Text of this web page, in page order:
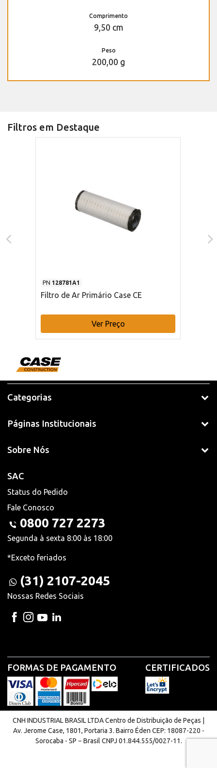
Comprimento
9,50 cm
Peso
200,00 g
Filtros em Destaque
PN 128781A1
Filtro de Ar Primário Case CE
Ver Preço
Categorias
Páginas Institucionais
Sobre Nós
SAC
Status do Pedido
Fale Conosco
0800 727 2273
Segunda à sexta 8:00 às 18:00
*Exceto feriados
(31) 2107-2045
Nossas Redes Sociais
FORMAS DE PAGAMENTO CERTIFICADOS
CNH INDUSTRIAL BRASIL LTDA Centro de Distribuição de Peças |
Av. Jerome Case, 1801, Portaria 3. Bairro Éden CEP: 18087-220 -
Sorocaba - SP − Brasil CNPJ 01.844.555/0027-11.